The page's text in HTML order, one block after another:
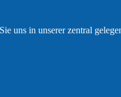
uns in unserer zentral